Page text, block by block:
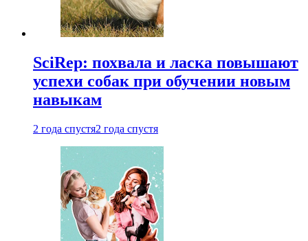
SciRep: похвала и ласка повышают
успехи собак при обучении новым
навыкам
2 года спустя2 года спустя